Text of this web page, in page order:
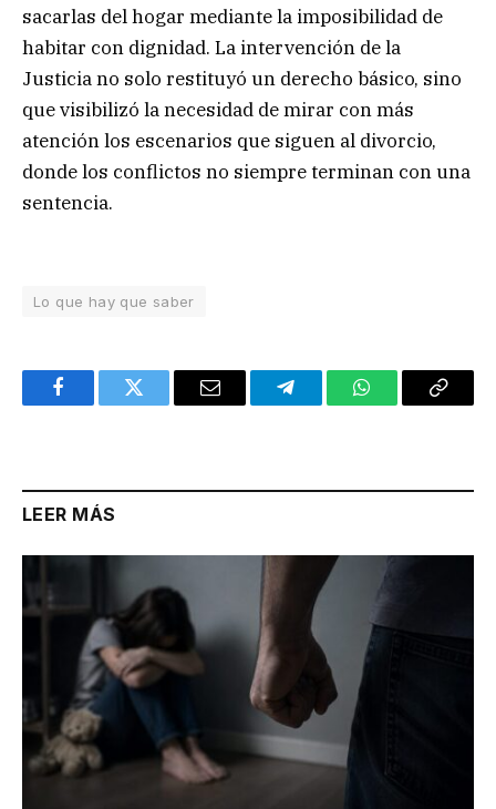
sacarlas del hogar mediante la imposibilidad de
habitar con dignidad. La intervención de la
Justicia no solo restituyó un derecho básico, sino
que visibilizó la necesidad de mirar con más
atención los escenarios que siguen al divorcio,
donde los conflictos no siempre terminan con una
sentencia.
Lo que hay que saber
FacebookTwitter Email TelegramWhatsAppCopy
LEER MÁS